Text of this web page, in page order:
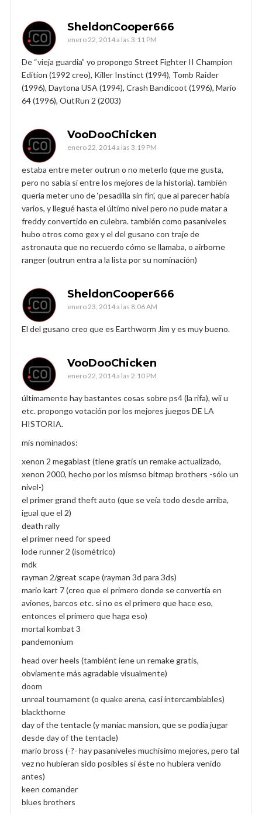
SheldonCooper666
enero 22, 2014 a las 3:11 PM
De “vieja guardia” yo propongo Street Fighter II Champion
Edition (1992 creo), Killer Instinct (1994), Tomb Raider
(1996), Daytona USA (1994), Crash Bandicoot (1996), Mario
64 (1996), OutRun 2 (2003)
VooDooChicken
enero 22, 2014 a las 3:19 PM
estaba entre meter outrun o no meterlo (que me gusta,
pero no sabía si entre los mejores de la historia). también
quería meter uno de ‘pesadilla sin fín’, que al parecer había
varios, y llegué hasta el último nivel pero no pude matar a
freddy convertido en culebra. también como pasaniveles
hubo otros como gex y el del gusano con traje de
astronauta que no recuerdo cómo se llamaba, o airborne
ranger (outrun entra a la lista por su nominación)
SheldonCooper666
enero 23, 2014 a las 8:06 AM
El del gusano creo que es Earthworm Jim y es muy bueno.
VooDooChicken
enero 22, 2014 a las 2:10 PM
últimamente hay bastantes cosas sobre ps4 (la rifa), wii u
etc. propongo votación por los mejores juegos DE LA
HISTORIA.
mis nominados:
xenon 2 megablast (tiene gratis un remake actualizado,
xenon 2000, hecho por los mismso bitmap brothers -sólo un
nivel-)
el primer grand theft auto (que se veía todo desde arriba,
igual que el 2)
death rally
el primer need for speed
lode runner 2 (isométrico)
mdk
rayman 2/great scape (rayman 3d para 3ds)
mario kart 7 (creo que el primero donde se convertía en
aviones, barcos etc. si no es el primero que hace eso,
entonces el primero que haga eso)
mortal kombat 3
pandemonium
head over heels (tambiént iene un remake gratis,
obviamente más agradable visualmente)
doom
unreal tournament (o quake arena, casi intercambiables)
blackthorne
day of the tentacle (y maniac mansion, que se podía jugar
desde day of the tentacle)
mario bross (-?- hay pasaniveles muchísimo mejores, pero tal
vez no hubieran sido posibles si éste no hubiera venido
antes)
keen comander
blues brothers